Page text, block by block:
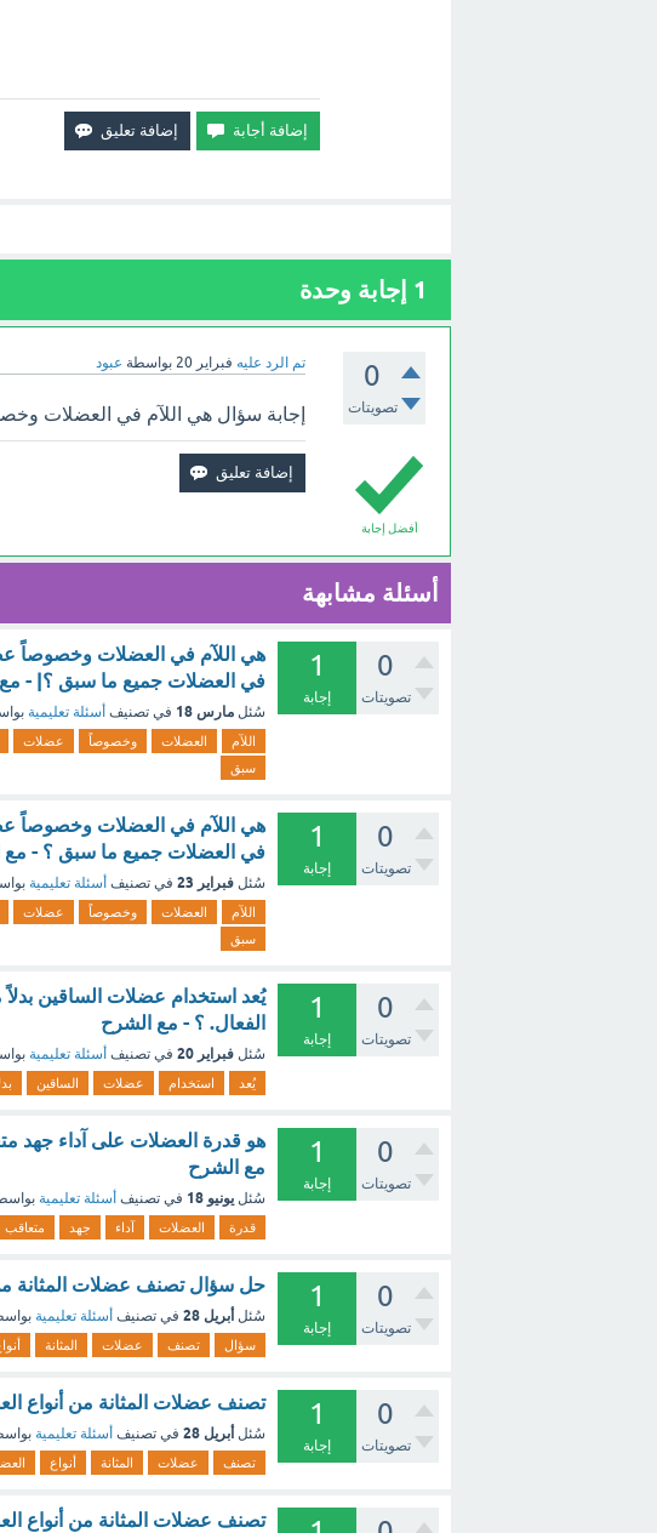
1 إجابة وحدة
0
تصويتات
تم الرد عليه فبراير 20 بواسطة عبود
أفضل إجابة
إجابة سؤال هي اللآم في العضلات
أسئلة مشابهة
0
تصويتات
1
إجابة
هي اللآم في العضلات وخصوصاً
في العضلات جميع ما سبق ؟| -
سُئل مارس 18 في تصنيف أسئلة تعليمية
اللآم العضلات وخصوصاً عضلات
سبق
0
تصويتات
1
إجابة
هي اللآم في العضلات وخصوصاً
في العضلات جميع ما سبق ؟ - مع
سُئل فبراير 23 في تصنيف أسئلة تعليمية
اللآم العضلات وخصوصاً عضلات
سبق
0
تصويتات
1
إجابة
يُعد استخدام عضلات الساقين
الفعال. ؟ - مع الشرح
سُئل فبراير 20 في تصنيف أسئلة تعليمية
يُعد استخدام عضلات الساقين
0
تصويتات
1
إجابة
مع الشرح
سُئل يونيو 18 في تصنيف أسئلة تعليمية
قدرة العضلات آداء جهد متعاقب
0
تصويتات
1
إجابة
حل سؤال تصنف عضلات المثانة من
سُئل أبريل 28 في تصنيف أسئلة تعليمية
سؤال تصنف عضلات المثانة
0
تصويتات
1
إجابة
تصنف عضلات المثانة من أنواع
سُئل أبريل 28 في تصنيف أسئلة تعليمية
تصنف عضلات المثانة أنواع
تصنف عضلات المثانة من أنواع